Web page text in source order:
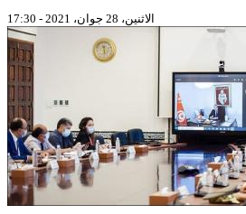
الاثنين، 28 جوان، 2021 - 17:30